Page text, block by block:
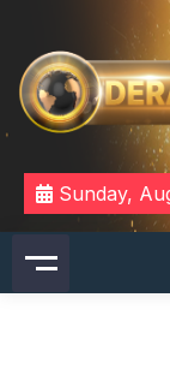
content
Sunday,